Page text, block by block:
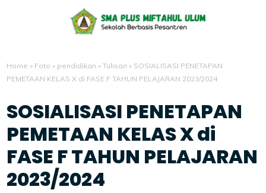
Home » Foto » pendidikan »Tulisan » SOSIALISASI PENETAPAN
PEMETAAN KELAS X di FASE F TAHUN PELAJARAN 2023/2024
SOSIALISASI PENETAPAN
PEMETAAN KELAS X di
FASE F TAHUN PELAJARAN
2023/2024